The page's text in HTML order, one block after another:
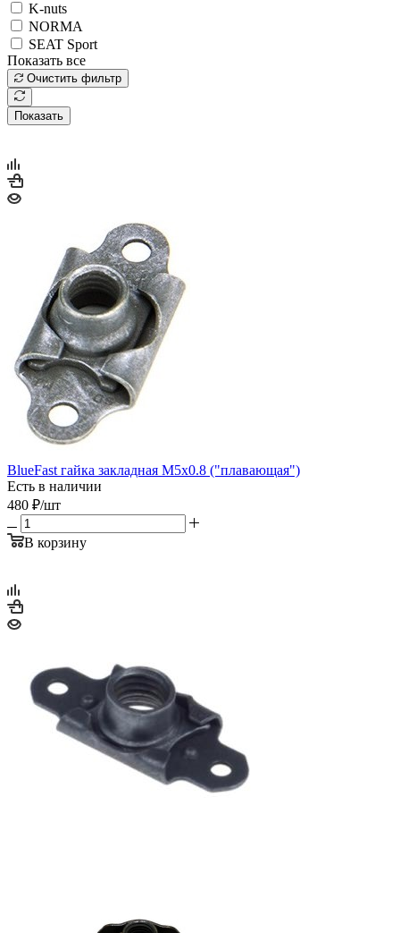
K-nuts
NORMA
SEAT Sport
Показать все
Очистить фильтр
Показать
BlueFast гайка закладная М5x0.8 ("плавающая")
Есть в наличии
480 ₽/шт
В корзину